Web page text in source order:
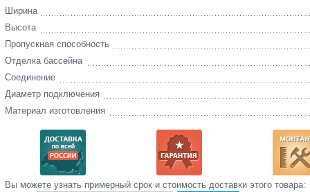
Ширина
Высота
Пропускная способность
Отделка бассейна
Соединение
Диаметр подключения
Материал изготовления
Вы‌ можете‌ узнать‌ примерный срок и стоимость‌ доставки этого товара: